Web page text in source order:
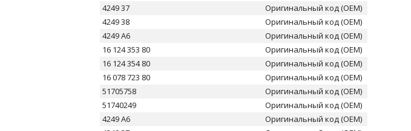
4249 37
Оригинальный код (OEM)
4249 38
Оригинальный код (OEM)
4249 A6
Оригинальный код (OEM)
16 124 353 80
Оригинальный код (OEM)
16 124 354 80
Оригинальный код (OEM)
16 078 723 80
Оригинальный код (OEM)
51705758
Оригинальный код (OEM)
51740249
Оригинальный код (OEM)
4249 A6
Оригинальный код (OEM)